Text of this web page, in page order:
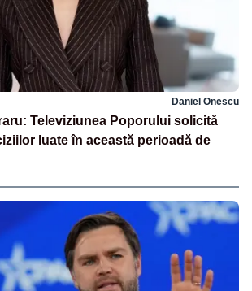
Daniel Onescu
Televiziunea Poporului solicită
luate în această perioadă de